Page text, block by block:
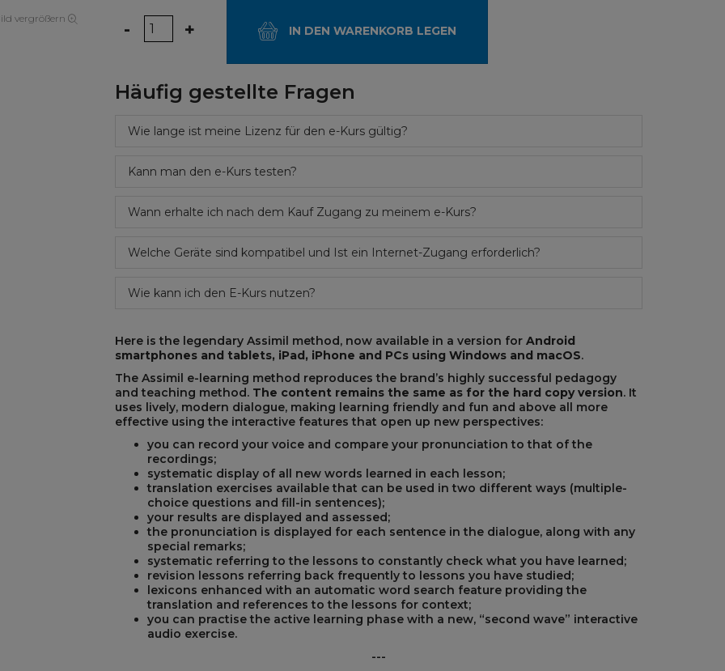
vergrößern
Menge
- + IN DEN WARENKORB LEGEN
Häufig gestellte Fragen
Wie lange ist meine Lizenz für den e-Kurs gültig?
Kann man den e-Kurs testen?
Wann erhalte ich nach dem Kauf Zugang zu meinem e-Kurs?
Welche Geräte sind kompatibel und Ist ein Internet-Zugang erforderlich?
Wie kann ich den E-Kurs nutzen?
Here is the legendary Assimil method, now available in a version for Android
smartphones and tablets, iPad, iPhone and PCs using Windows and macOS.
The Assimil e-learning method reproduces the brand’s highly successful pedagogy
and teaching method. The content remains the same as for the hard copy version. It
uses lively, modern dialogue, making learning friendly and fun and above all more
effective using the interactive features that open up new perspectives:
you can record your voice and compare your pronunciation to that of the
recordings;
systematic display of all new words learned in each lesson;
translation exercises available that can be used in two different ways (multiple-
choice questions and fill-in sentences);
your results are displayed and assessed;
the pronunciation is displayed for each sentence in the dialogue, along with any
special remarks;
systematic referring to the lessons to constantly check what you have learned;
revision lessons referring back frequently to lessons you have studied;
lexicons enhanced with an automatic word search feature providing the
translation and references to the lessons for context;
you can practise the active learning phase with a new, “second wave” interactive
audio exercise.
---